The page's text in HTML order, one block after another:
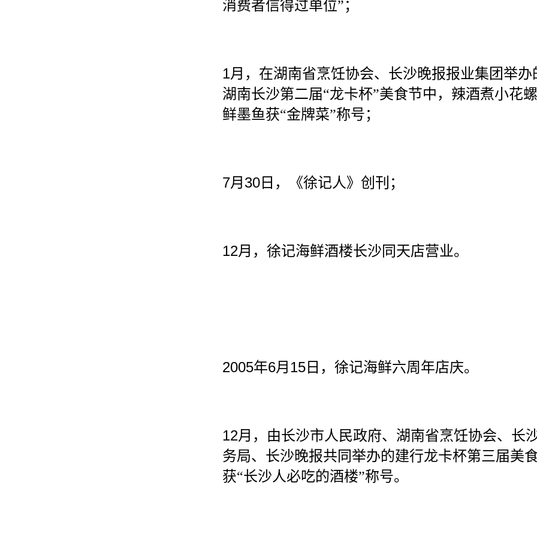
消费者信得过单位”；
1月，在湖南省烹饪协会、长沙晚报报业集团举办
湖南长沙第二届“龙卡杯”美食节中，辣酒煮小花
鲜墨鱼获“金牌菜”称号；
7月 30 日，《徐记人》创刊；
12月，徐记海鲜酒楼长沙同天店营业。
2005年6月 15 日，徐记海鲜六周年店庆。
12月，由长沙市人民政府、湖南省烹饪协会、长
务局、长沙晚报共同举办的建行龙卡杯第三届美
获“长沙人必吃的酒楼”称号。